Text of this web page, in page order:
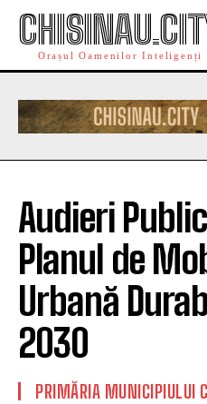
Orașul Oamenilor Inteligenți
Audieri
Planul de
Urbană
2030
PRIMĂRIA MUNICIPIULUI